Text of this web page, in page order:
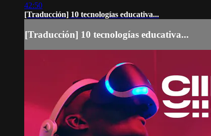
42:50
[Traducción] 10 tecnologías educativa...
[Traducción] 10 tecnologías educativa...